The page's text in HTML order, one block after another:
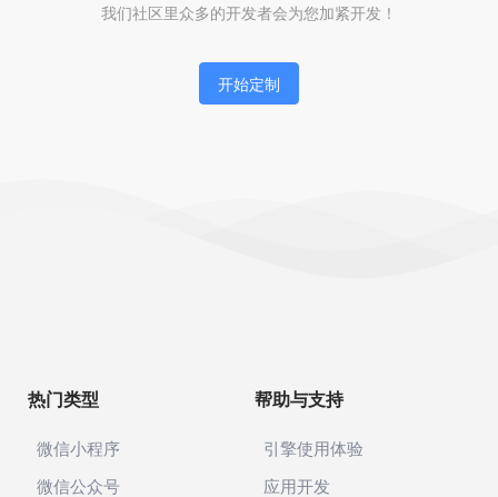
我们社区里众多的开发者会为您加紧开发！
开始定制
热门类型
微信小程序
微信公众号
帮助与支持
引擎使用体验
应用开发